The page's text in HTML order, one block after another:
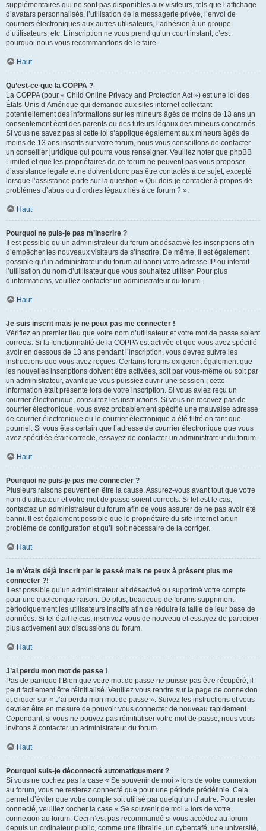
supplémentaires qui ne sont pas disponibles aux visiteurs, tels que l’affichage
d’avatars personnalisés, l’utilisation de la messagerie privée, l’envoi de
courriers électroniques aux autres utilisateurs, l’adhésion à un groupe
d’utilisateurs, etc. L’inscription ne vous prend qu’un court instant, c’est
pourquoi nous vous recommandons de le faire.
Haut
Qu’est-ce que la COPPA ?
La COPPA (pour « Child Online Privacy and Protection Act ») est une loi des
États-Unis d’Amérique qui demande aux sites internet collectant
potentiellement des informations sur les mineurs âgés de moins de 13 ans un
consentement écrit des parents ou des tuteurs légaux des mineurs concernés.
Si vous ne savez pas si cette loi s’applique également aux mineurs âgés de
moins de 13 ans inscrits sur votre forum, nous vous conseillons de contacter
un conseiller juridique qui pourra vous renseigner. Veuillez noter que phpBB
Limited et que les propriétaires de ce forum ne peuvent pas vous proposer
d’assistance légale et ne doivent donc pas être contactés à ce sujet, excepté
lorsque l’assistance porte sur la question « Qui dois-je contacter à propos de
problèmes d’abus ou d’ordres légaux liés à ce forum ? ».
Haut
Pourquoi ne puis-je pas m’inscrire ?
Il est possible qu’un administrateur du forum ait désactivé les inscriptions afin
d’empêcher les nouveaux visiteurs de s’inscrire. De même, il est également
possible qu’un administrateur du forum ait banni votre adresse IP ou interdit
l’utilisation du nom d’utilisateur que vous souhaitez utiliser. Pour plus
d’informations, veuillez contacter un administrateur du forum.
Haut
Je suis inscrit mais je ne peux pas me connecter !
Vérifiez en premier lieu que votre nom d’utilisateur et votre mot de passe soient
corrects. Si la fonctionnalité de la COPPA est activée et que vous avez spécifié
avoir en dessous de 13 ans pendant l’inscription, vous devrez suivre les
instructions que vous avez reçues. Certains forums exigeront également que
les nouvelles inscriptions doivent être activées, soit par vous-même ou soit par
un administrateur, avant que vous puissiez ouvrir une session ; cette
information était présente lors de votre inscription. Si vous aviez reçu un
courrier électronique, consultez les instructions. Si vous ne recevez pas de
courrier électronique, vous avez probablement spécifié une mauvaise adresse
de courrier électronique ou le courrier électronique a été filtré en tant que
pourriel. Si vous êtes certain que l’adresse de courrier électronique que vous
avez spécifiée était correcte, essayez de contacter un administrateur du forum.
Haut
Pourquoi ne puis-je pas me connecter ?
Plusieurs raisons peuvent en être la cause. Assurez-vous avant tout que votre
nom d’utilisateur et votre mot de passe soient corrects. Si tel est le cas,
contactez un administrateur du forum afin de vous assurer de ne pas avoir été
banni. Il est également possible que le propriétaire du site internet ait un
problème de configuration et qu’il soit nécessaire de la corriger.
Haut
Je m’étais déjà inscrit par le passé mais ne peux à présent plus me
connecter ?!
Il est possible qu’un administrateur ait désactivé ou supprimé votre compte
pour une quelconque raison. De plus, beaucoup de forums suppriment
périodiquement les utilisateurs inactifs afin de réduire la taille de leur base de
données. Si tel était le cas, inscrivez-vous de nouveau et essayez de participer
plus activement aux discussions du forum.
Haut
J’ai perdu mon mot de passe !
Pas de panique ! Bien que votre mot de passe ne puisse pas être récupéré, il
peut facilement être réinitialisé. Veuillez vous rendre sur la page de connexion
et cliquer sur « J’ai perdu mon mot de passe ». Suivez les instructions et vous
devriez être en mesure de pouvoir vous connecter de nouveau rapidement.
Cependant, si vous ne pouvez pas réinitialiser votre mot de passe, nous vous
invitons à contacter un administrateur du forum.
Haut
Pourquoi suis-je déconnecté automatiquement ?
Si vous ne cochez pas la case « Se souvenir de moi » lors de votre connexion
au forum, vous ne resterez connecté que pour une période prédéfinie. Cela
permet d’éviter que votre compte soit utilisé par quelqu’un d’autre. Pour rester
connecté, veuillez cocher la case « Se souvenir de moi » lors de votre
connexion au forum. Ceci n’est pas recommandé si vous accédez au forum
depuis un ordinateur public, comme une librairie, un cybercafé, une université,